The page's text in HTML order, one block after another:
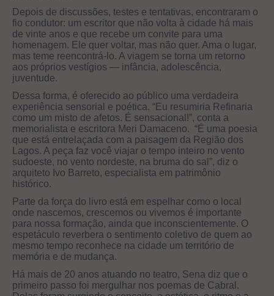
Depois de discussões, testes e tentativas, encontraram o
fio condutor: um escritor que não volta à cidade há mais
de vinte anos e que recebe um convite para uma
homenagem. Ele quer voltar, mas não quer. Ama o lugar,
mas teme reencontrá-lo. A viagem se torna um retorno
aos próprios vestígios — infância, adolescência,
juventude.
Dessa forma, é oferecido ao público uma verdadeira
experiência sensorial e poética. “Eu resumiria Refinaria
como um misto de afetos. É sensacional!”, conta a
memorialista e escritora Meri Damaceno. “É uma poesia
que está entrelaçada com a paisagem da Região dos
Lagos. A peça faz você viajar o tempo inteiro no vento
sudoeste, no vento nordeste, na bruma do sal”, diz o
arquiteto Ivo Barreto, especialista em patrimônio
histórico.
Parte da força do livro está em espelhar como o local
onde nascemos, crescemos ou vivemos é importante
para nossa formação, ainda que inconscientemente. O
espetáculo reverbera o sentimento coletivo de quem ao
mesmo tempo reconhece na cidade um território de
memória e de mudança.
Há mais de 20 anos atuando no teatro, Sena diz que o
primeiro passo foi mergulhar nos poemas de Cabral.